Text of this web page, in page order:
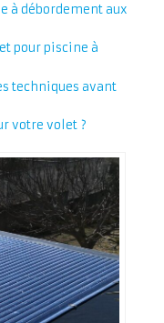
à débordement aux
pour piscine à
techniques avant
votre volet ?